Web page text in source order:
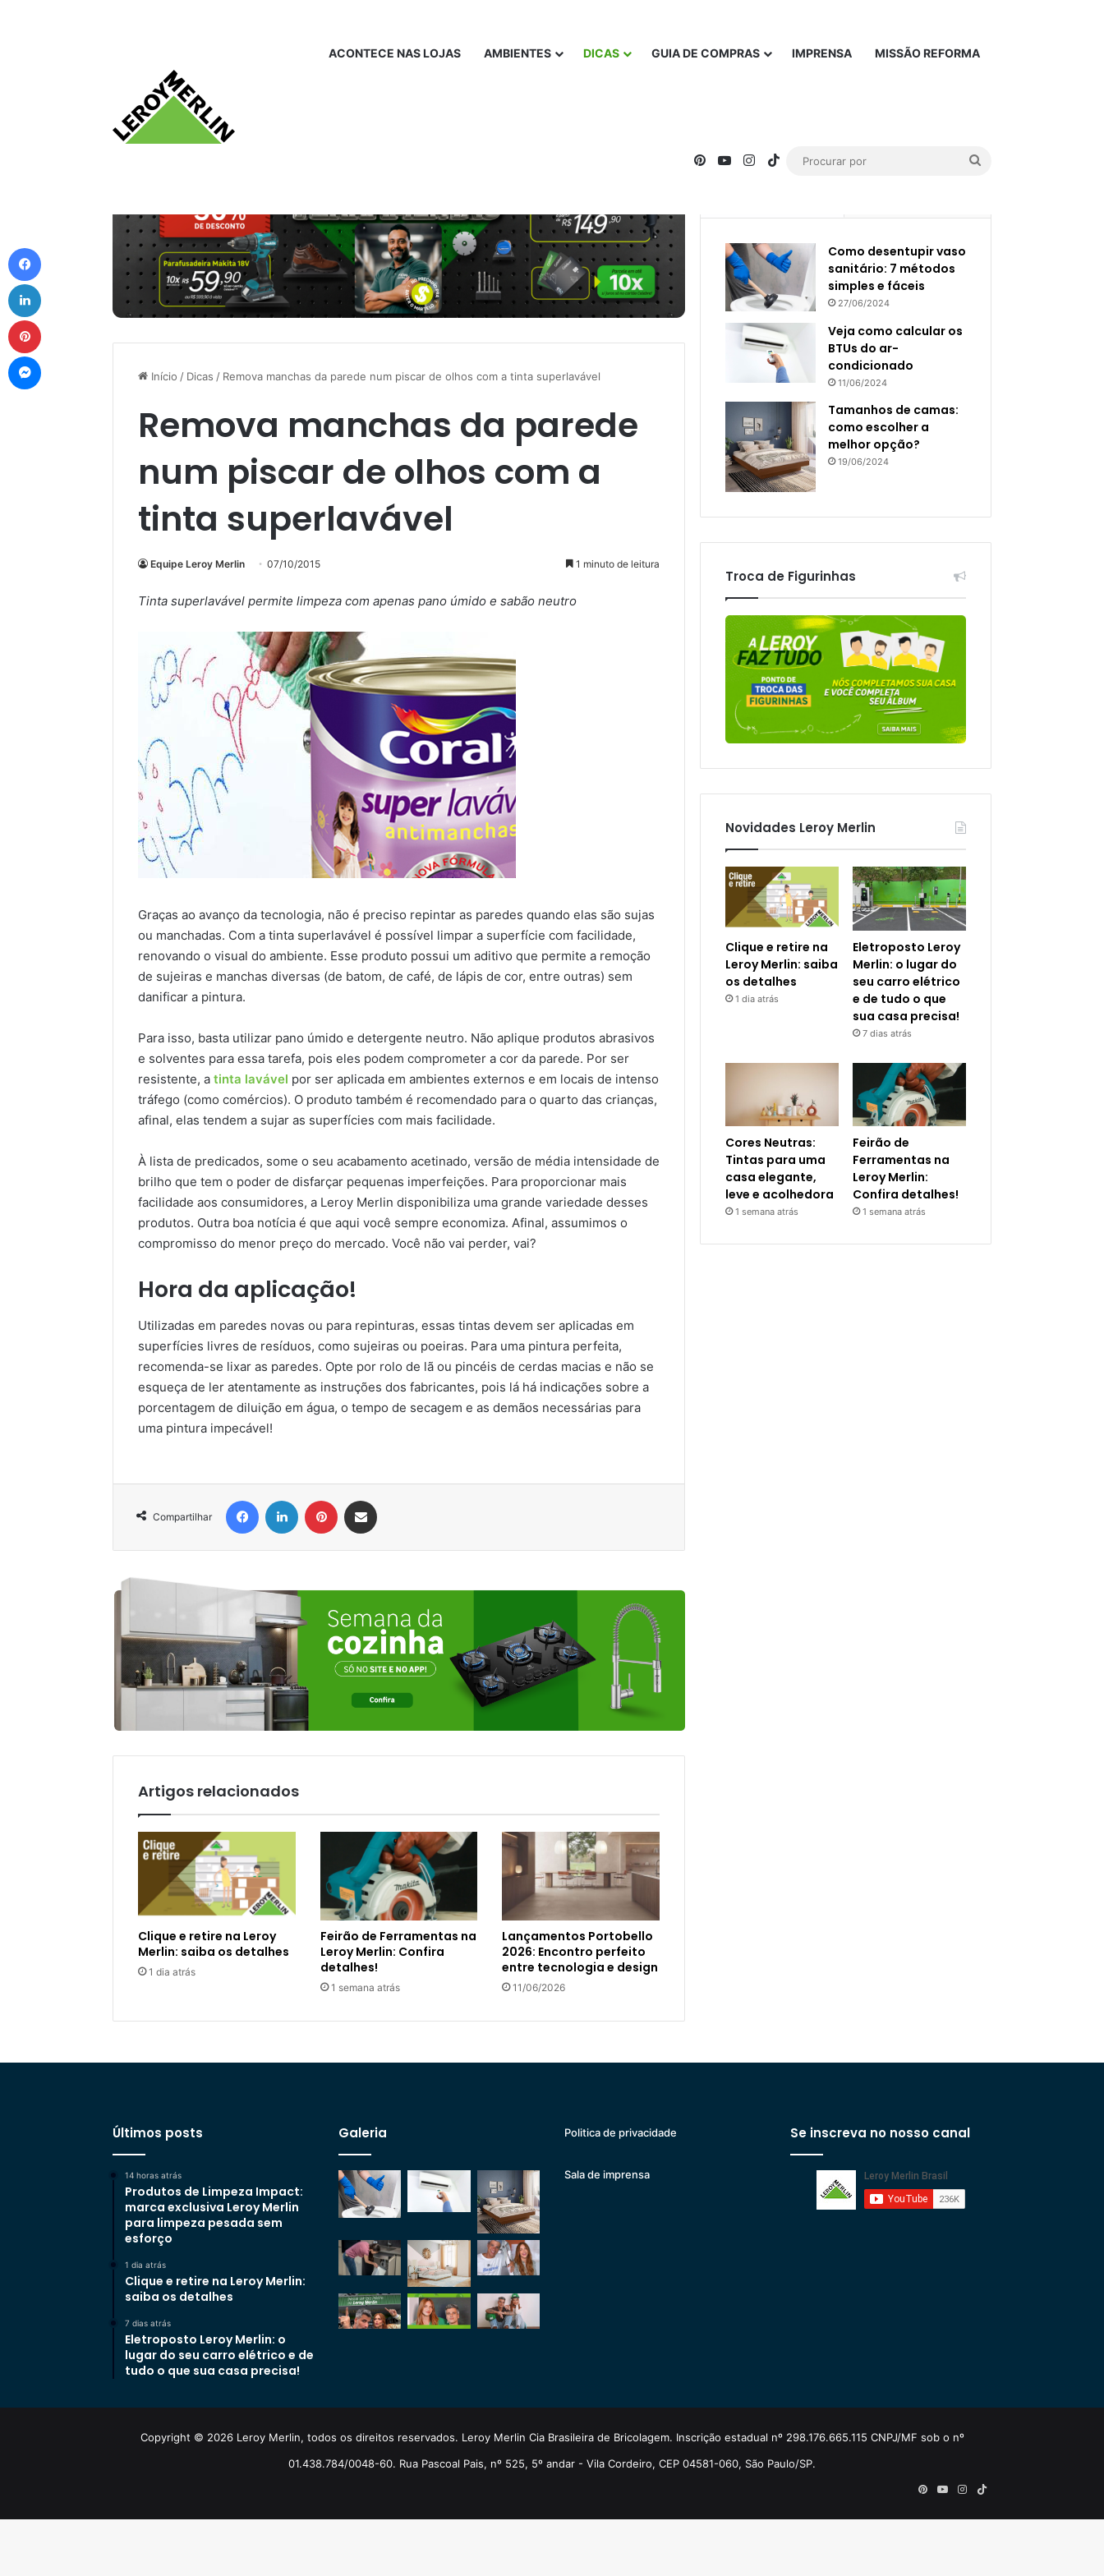
ACONTECE NAS LOJAS AMBIENTES DICAS GUIA DE COMPRAS IMPRENSA MISSÃO REFORMA
PinterestYouTubeInstagram
TikTok
Início / Dicas / Remova manchas da parede num piscar de olhos com a tinta superlavável
Remova manchas da parede
num piscar de olhos com a
tinta superlavável
Equipe Leroy Merlin 07/10/2015 1 minuto de leitura
Tinta superlavável permite limpeza com apenas pano úmido e sabão neutro
Graças ao avanço da tecnologia, não é preciso repintar as paredes quando elas são sujas
ou manchadas. Com a tinta superlavável é possível limpar a superfície com facilidade,
renovando o visual do ambiente. Esse produto possui um aditivo que permite a remoção
de sujeiras e manchas diversas (de batom, de café, de lápis de cor, entre outras) sem
danificar a pintura.
Para isso, basta utilizar pano úmido e detergente neutro. Não aplique produtos abrasivos
e solventes para essa tarefa, pois eles podem comprometer a cor da parede. Por ser
resistente, a tinta lavável por ser aplicada em ambientes externos e em locais de intenso
tráfego (como comércios). O produto também é recomendado para o quarto das crianças,
afinal, elas tendem a sujar as superfícies com mais facilidade.
À lista de predicados, some o seu acabamento acetinado, versão de média intensidade de
brilho que tem o poder de disfarçar pequenas imperfeições. Para proporcionar mais
facilidade aos consumidores, a Leroy Merlin disponibiliza uma grande variedade desses
produtos. Outra boa notícia é que aqui você sempre economiza. Afinal, assumimos o
compromisso do menor preço do mercado. Você não vai perder, vai?
Hora da aplicação!
Utilizadas em paredes novas ou para repinturas, essas tintas devem ser aplicadas em
superfícies livres de resíduos, como sujeiras ou poeiras. Para uma pintura perfeita,
recomenda-se lixar as paredes. Opte por rolo de lã ou pincéis de cerdas macias e não se
esqueça de ler atentamente as instruções dos fabricantes, pois lá há indicações sobre a
porcentagem de diluição em água, o tempo de secagem e as demãos necessárias para
uma pintura impecável!
Compartilhar
FacebookLinkedin Pinterest
Artigos relacionados
Clique e retire na Leroy
Merlin: saiba os detalhes
1 dia atrás
Feirão de Ferramentas na
Leroy Merlin: Confira
detalhes!
1 semana atrás
Lançamentos Portobello
2026: Encontro perfeito
entre tecnologia e design
11/06/2026
Como desentupir vaso
sanitário: 7 métodos
simples e fáceis
27/06/2024
Veja como calcular os
BTUs do ar-
condicionado
11/06/2024
Tamanhos de camas:
como escolher a
melhor opção?
19/06/2024
Troca de Figurinhas
Novidades Leroy Merlin
Clique e retire na
Leroy Merlin: saiba
os detalhes
1 dia atrás
Eletroposto Leroy
Merlin: o lugar do
seu carro elétrico
e de tudo o que
sua casa precisa!
7 dias atrás
Cores Neutras:
Tintas para uma
casa elegante,
leve e acolhedora
1 semana atrás
Feirão de
Ferramentas na
Leroy Merlin:
Confira detalhes!
1 semana atrás
Últimos posts
14 horas atrás
Produtos de Limpeza Impact:
marca exclusiva Leroy Merlin
para limpeza pesada sem
esforço
1 dia atrás
Clique e retire na Leroy Merlin:
saiba os detalhes
7 dias atrás
Eletroposto Leroy Merlin: o
lugar do seu carro elétrico e de
tudo o que sua casa precisa!
Galeria Politica de privacidade
Sala de imprensa
Se inscreva no nosso canal
Copyright © 2026 Leroy Merlin, todos os direitos reservados. Leroy Merlin Cia Brasileira de Bricolagem. Inscrição estadual nº 298.176.665.115 CNPJ/MF sob o nº
01.438.784/0048-60. Rua Pascoal Pais, nº 525, 5º andar - Vila Cordeiro, CEP 04581-060, São Paulo/SP.
PinterestYouTubeInstagram
TikTok